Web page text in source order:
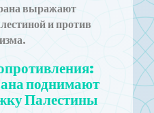
выражают
и против
поднимают
Палестины